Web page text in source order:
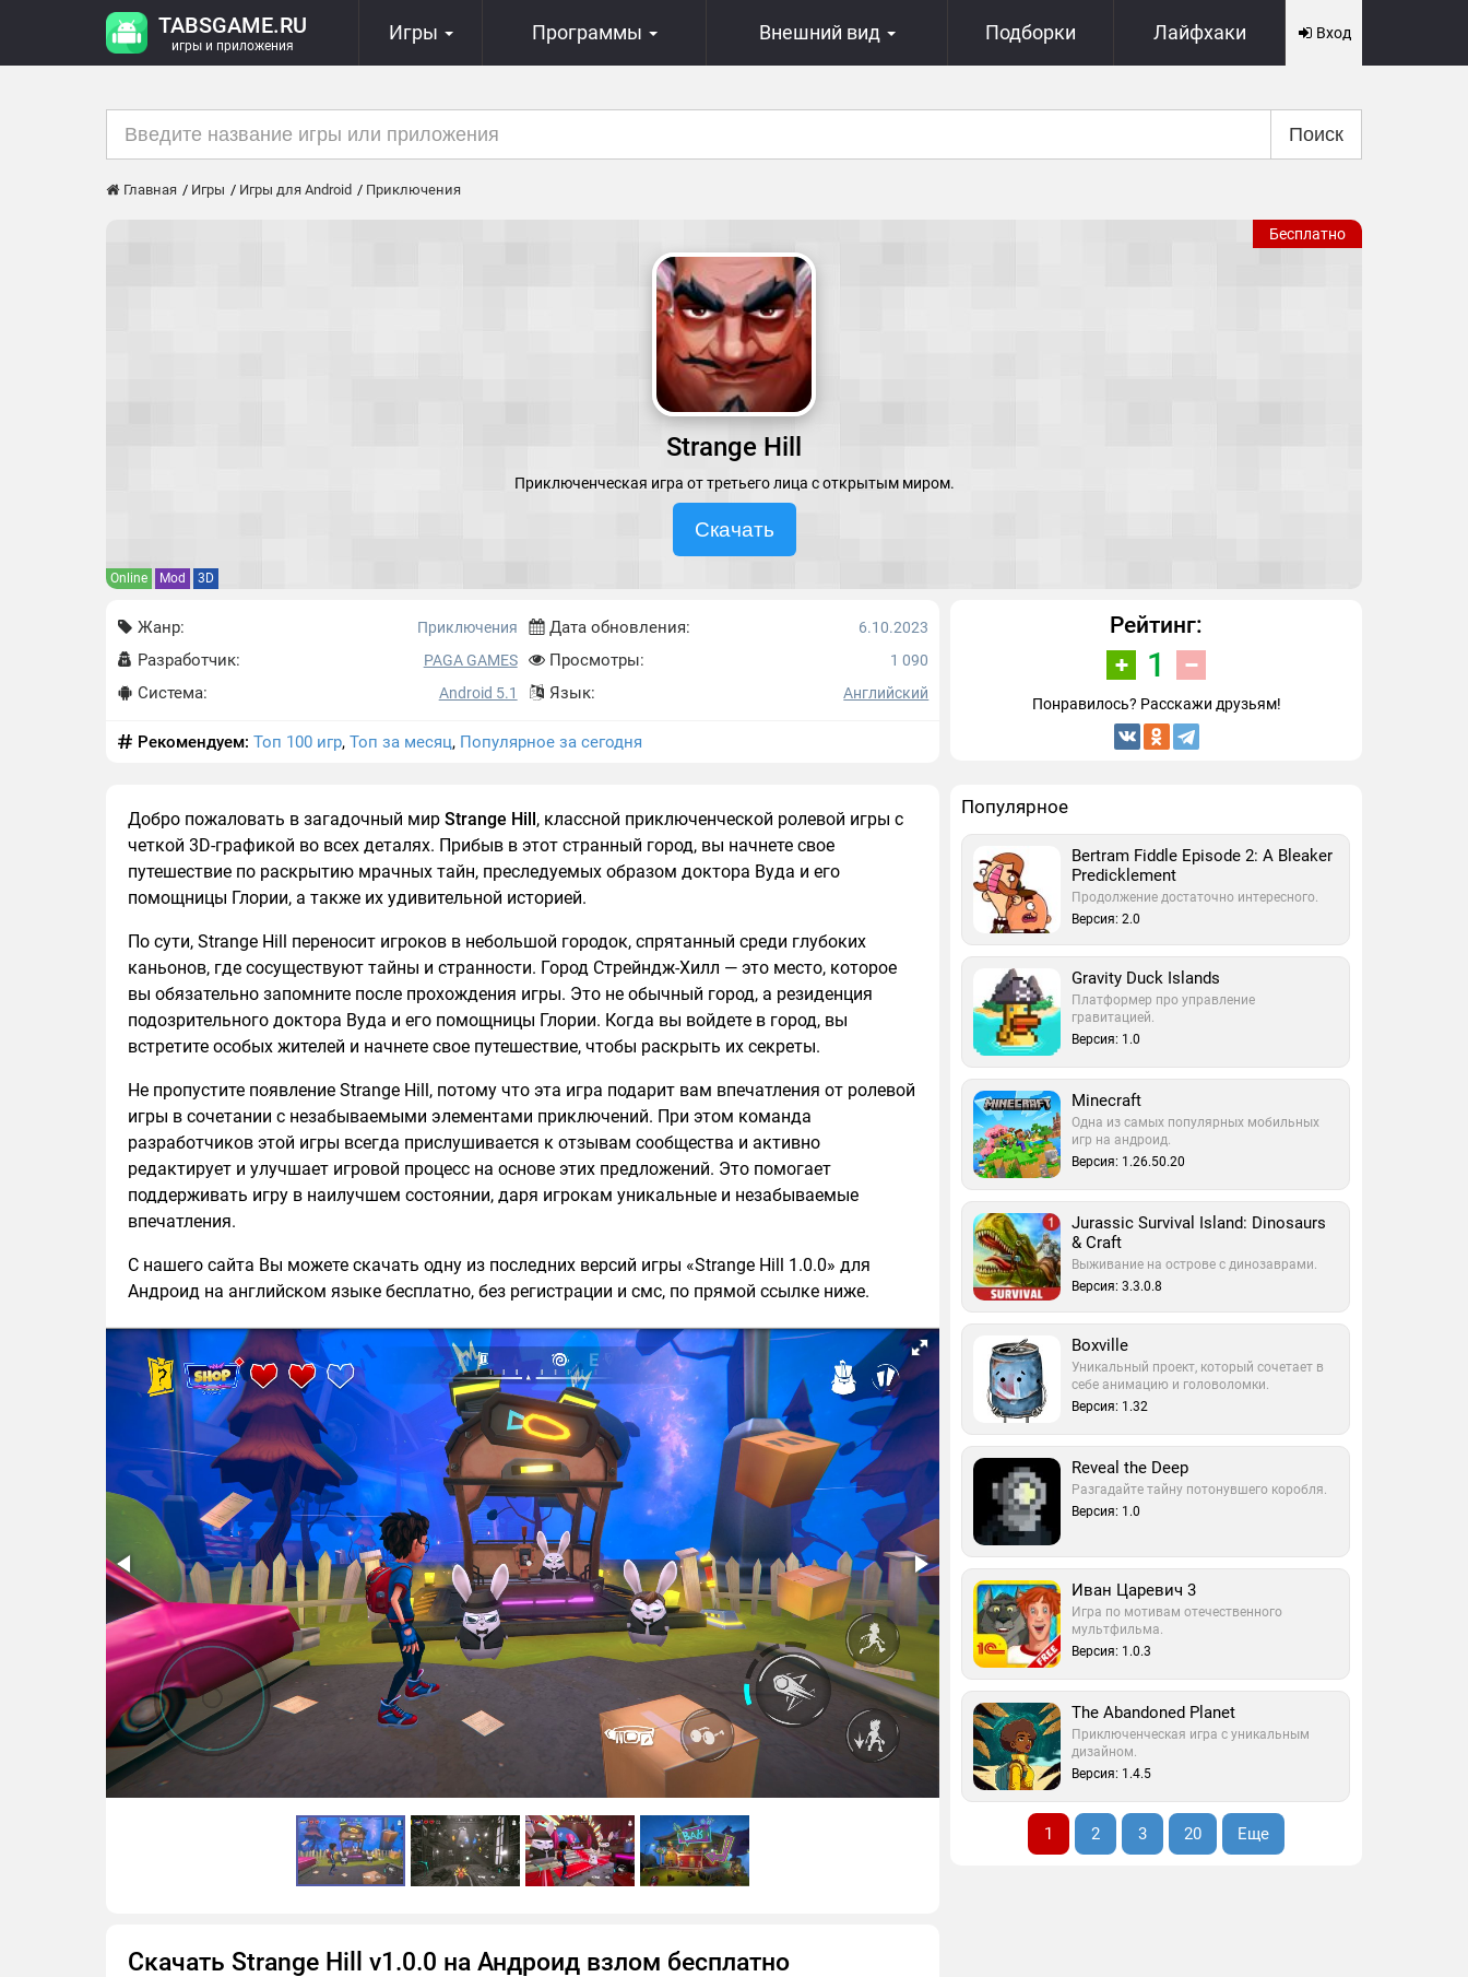
TABSGAME.RU
игры и приложения
Игры Программы Внешний вид Подборки Лайфхаки Вход
Поиск
Главная Игры Игры для Android Приключения
Бесплатно
Strange Hill
Приключенческая игра от третьего лица с открытым миром.
Скачать
Online Mod 3D
Жанр: Приключения
Разработчик: PAGA GAMES
Система: Android 5.1
Дата обновления: 6.10.2023
Просмотры: 1 090
Язык: Английский
Рекомендуем: Топ 100 игр, Топ за месяц, Популярное за сегодня
Рейтинг:
1
Понравилось? Расскажи друзьям!
Добро пожаловать в загадочный мир Strange Hill, классной приключенческой ролевой игры с
четкой 3D-графикой во всех деталях. Прибыв в этот странный город, вы начнете свое
путешествие по раскрытию мрачных тайн, преследуемых образом доктора Вуда и его
помощницы Глории, а также их удивительной историей.
По сути, Strange Hill переносит игроков в небольшой городок, спрятанный среди глубоких
каньонов, где сосуществуют тайны и странности. Город Стрейндж-Хилл — это место, которое
вы обязательно запомните после прохождения игры. Это не обычный город, а резиденция
подозрительного доктора Вуда и его помощницы Глории. Когда вы войдете в город, вы
встретите особых жителей и начнете свое путешествие, чтобы раскрыть их секреты.
Не пропустите появление Strange Hill, потому что эта игра подарит вам впечатления от ролевой
игры в сочетании с незабываемыми элементами приключений. При этом команда
разработчиков этой игры всегда прислушивается к отзывам сообщества и активно
редактирует и улучшает игровой процесс на основе этих предложений. Это помогает
поддерживать игру в наилучшем состоянии, даря игрокам уникальные и незабываемые
впечатления.
С нашего сайта Вы можете скачать одну из последних версий игры «Strange Hill 1.0.0» для
Андроид на английском языке бесплатно, без регистрации и смс, по прямой ссылке ниже.
Скачать Strange Hill v1.0.0 на Андроид взлом бесплатно
Популярное
Bertram Fiddle Episode 2: A Bleaker
Predicklement
Продолжение достаточно интересного.
Версия: 2.0
Gravity Duck Islands
Платформер про управление
гравитацией.
Версия: 1.0
Minecraft
Одна из самых популярных мобильных
игр на андроид.
Версия: 1.26.50.20
Jurassic Survival Island: Dinosaurs
& Craft
Выживание на острове с динозаврами.
Версия: 3.3.0.8
Boxville
Уникальный проект, который сочетает в
себе анимацию и головоломки.
Версия: 1.32
Reveal the Deep
Разгадайте тайну потонувшего коробля.
Версия: 1.0
Иван Царевич 3
Игра по мотивам отечественного
мультфильма.
Версия: 1.0.3
The Abandoned Planet
Приключенческая игра с уникальным
дизайном.
Версия: 1.4.5
1 2 3 20 Еще